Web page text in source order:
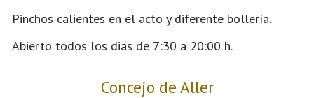
Pinchos calientes en el acto y diferente bollería.
Abierto todos los dias de 7:30 a 20:00 h.
Concejo de Aller